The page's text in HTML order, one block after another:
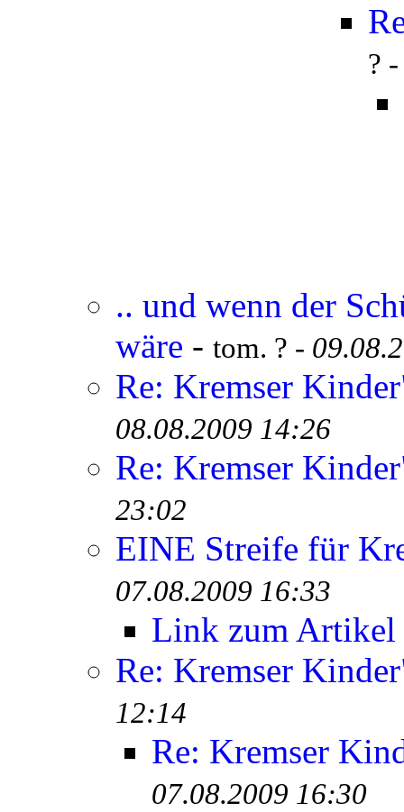
?
.. und wenn der
wäre - tom. ? -
Re: Kremser
08.08.2009 14:26
Re: Kremser
23:02
EINE Streife für
07.08.2009 16:33
Link zum Artikel
Re: Kremser
12:14
Re: Kremser
07.08.2009 16:30